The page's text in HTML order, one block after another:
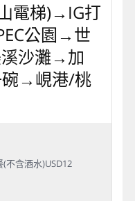
電梯)→IG打
公園→世
沙灘→加
碗→峴港/桃
不含酒水)USD12